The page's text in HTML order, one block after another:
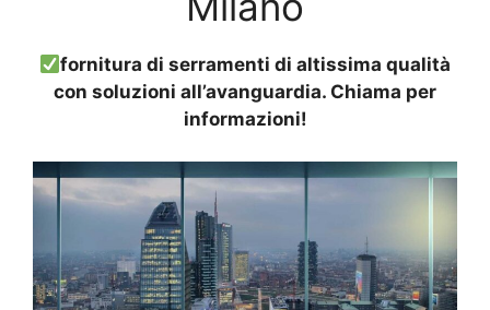
fornitura di serramenti di altissima qualità
con soluzioni all’avanguardia. Chiama per
informazioni!